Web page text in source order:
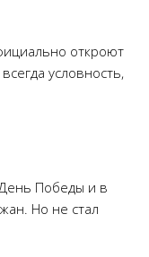
откроют
условность,
Победы и в
Но не стал